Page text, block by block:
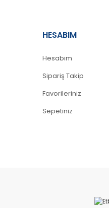
GönderHESABIM
Hesabım
Sipariş Takip
Favorileriniz
Sepetiniz